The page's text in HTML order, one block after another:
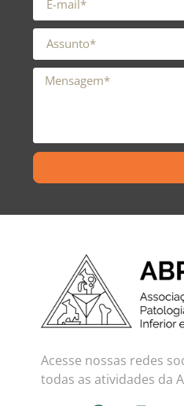
Acesse nossas redes
todas as atividades da